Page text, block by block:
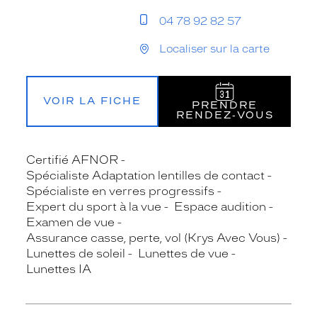
04 78 92 82 57
Localiser sur la carte
VOIR LA FICHE
PRENDRE
RENDEZ‑VOUS
Certifié AFNOR
Spécialiste Adaptation lentilles de contact
Spécialiste en verres progressifs
Expert du sport à la vue
Espace audition
Examen de vue
Assurance casse, perte, vol (Krys Avec Vous)
Lunettes de soleil
Lunettes de vue
Lunettes IA